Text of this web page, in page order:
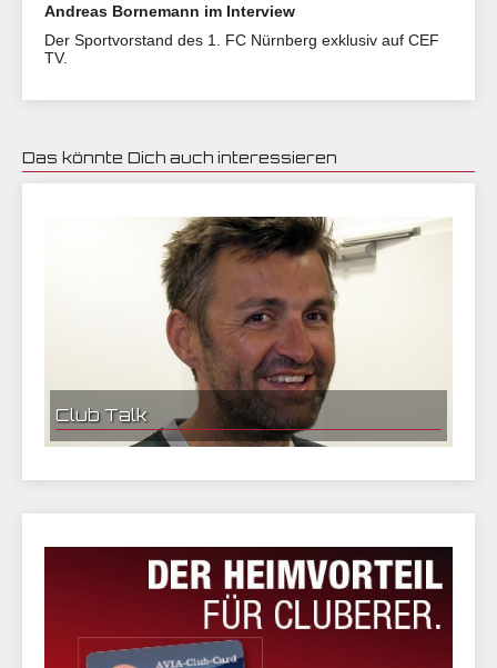
Andreas Bornemann im Interview
Der Sportvorstand des 1. FC Nürnberg exklusiv auf CEF
TV.
Das könnte Dich auch interessieren
16.04.2018 18:00 | CEF Nürnberg
Club Talk
Michael Köllner und Tim Leibold im Interview